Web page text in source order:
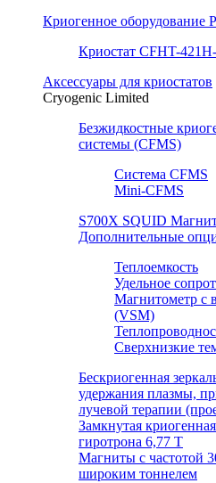
Криогенное оборудование
Криостат CFHT-
Аксессуары для криостатов
Cryogenic Limited
Безжидкостные
системы (CFMS)
Система CFMS
Mini-CFMS
S700X SQUID
Дополнительные
Теплоемкость
Удельное
Магнитометр с
(VSM)
Сверхнизкие
Бескриогенная
удержания плазмы,
лучевой терапии
Замкнутая
гиротрона 6,77 T
Магниты с частотой
широким тоннелем